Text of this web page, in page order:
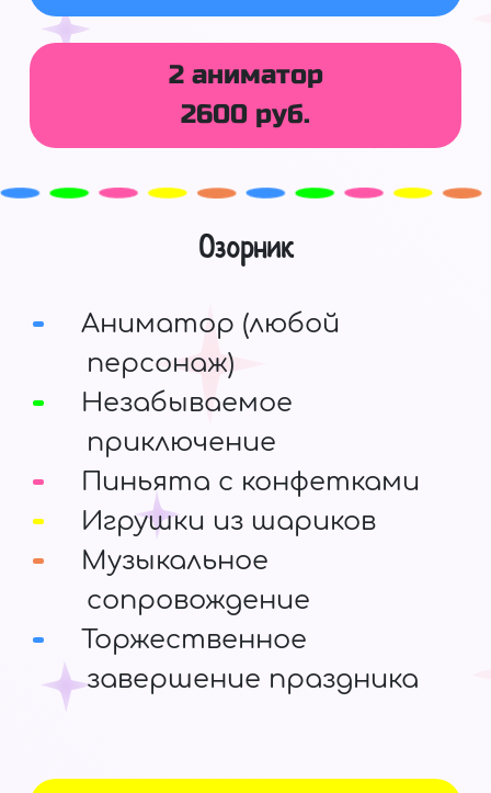
2 аниматор
2600 руб.
Озорник
Аниматор (любой
персонаж)
Незабываемое
приключение
Пиньята с конфетками
Игрушки из шариков
Музыкальное
сопровождение
Торжественное
завершение праздника